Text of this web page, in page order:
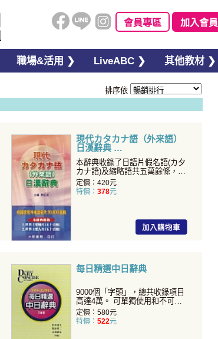
會員專區 加入會員
職場&活用 ❯ LiveABC ❯ 其他教材 ❯
排序依
現代カタカナ語（外来語）
日漢辭典
本辭典收錄了日語片假名語(カ夕
カナ語)及縮略語共五萬餘條，這
些辭彙的內容涉及的專...
定價：420元
特價： 378元
每日精選中日辭典
9000個「字頭」，總共收錄項目
高達4萬。 可單獨使用和不可單
獨使用的字，以【】...
定價：580元
特價： 522元